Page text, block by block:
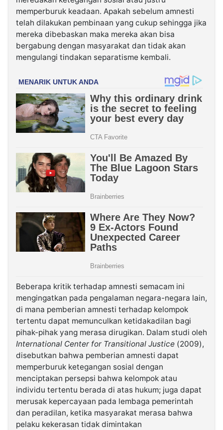
memperburuk keadaan. Apakah sebelum amnesti
telah dilakukan pembinaan yang cukup sehingga jika
mereka dibebaskan maka mereka akan bisa
bergabung dengan masyarakat dan tidak akan
mengulangi tindakan separatisme kembali.
Beberapa kritik terhadap amnesti semacam ini
mengingatkan pada pengalaman negara-negara lain,
di mana pemberian amnesti terhadap kelompok
tertentu dapat memunculkan ketidakadilan bagi
pihak-pihak yang merasa dirugikan. Dalam studi oleh
International Center for Transitional Justice (2009),
disebutkan bahwa pemberian amnesti dapat
memperburuk ketegangan sosial dengan
menciptakan persepsi bahwa kelompok atau
individu tertentu berada di atas hukum; juga dapat
merusak kepercayaan pada lembaga pemerintah
dan peradilan, ketika masyarakat merasa bahwa
pelaku kekerasan tidak dimintakan